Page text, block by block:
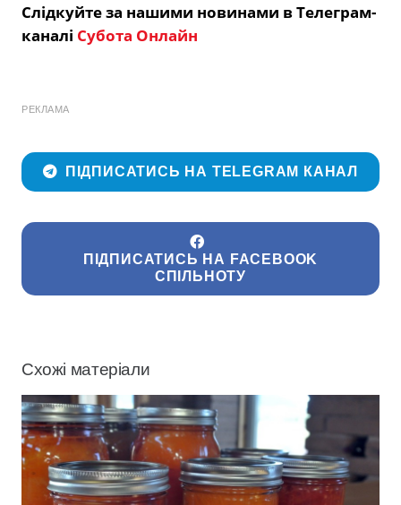
Слідкуйте за нашими новинами в Телеграм-
каналі Субота Онлайн
РЕКЛАМА
ПІДПИСАТИСЬ НА TELEGRAM КАНАЛ
ПІДПИСАТИСЬ НА FACEBOOK
СПІЛЬНОТУ
Схожі матеріали